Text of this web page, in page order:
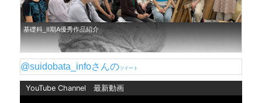
基礎科_II期A優秀作品紹介
@suidobata_infoさんのツイート
YouTube Channel 最新動画